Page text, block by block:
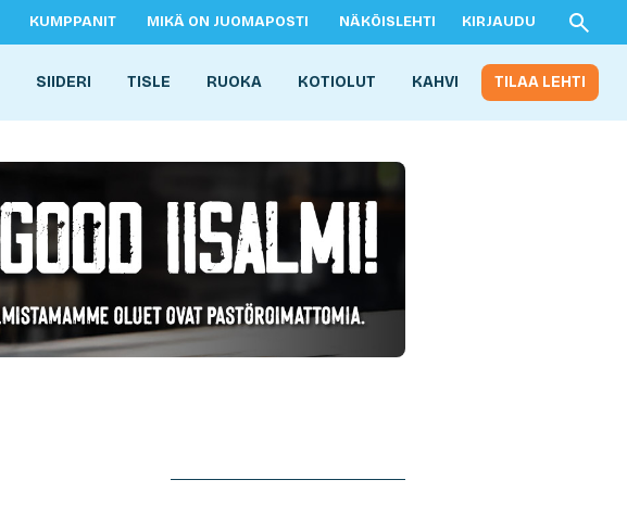
KUMPPANIT MIKÄ ON JUOMAPOSTI NÄKÖISLEHTI KIRJAUDU
SIIDERI TISLE RUOKA KOTIOLUT KAHVI TILAA LEHTI